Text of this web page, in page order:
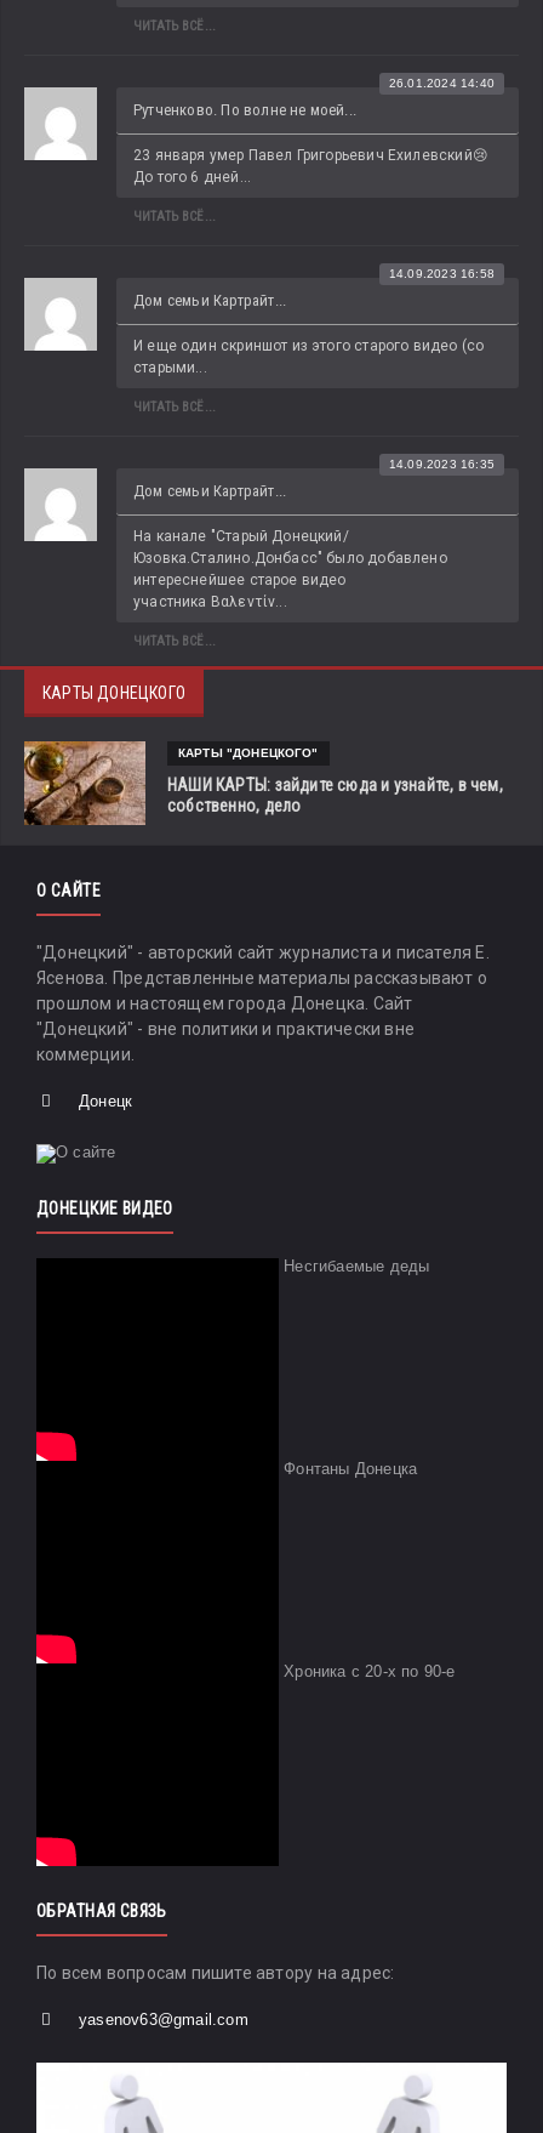
ЧИТАТЬ ВСЁ...
Рутченково. По волне не моей...
26.01.2024 14:40
23 января умер Павел Григорьевич Ехилевский😢
До того 6 дней...
ЧИТАТЬ ВСЁ...
Дом семьи Картрайт...
14.09.2023 16:58
И еще один скриншот из этого старого видео (со
старыми...
ЧИТАТЬ ВСЁ...
Дом семьи Картрайт...
14.09.2023 16:35
На канале "Старый Донецкий/
Юзовка.Сталино.Донбасс" было добавлено
интереснейшее старое видео
участника Βαλεντίν...
ЧИТАТЬ ВСЁ...
КАРТЫ ДОНЕЦКОГО
КАРТЫ "ДОНЕЦКОГО"
НАШИ КАРТЫ: зайдите сюда и узнайте, в чем,
собственно, дело
О САЙТЕ
"Донецкий" - авторский сайт журналиста и писателя Е.
Ясенова. Представленные материалы рассказывают о
прошлом и настоящем города Донецка. Сайт
"Донецкий" - вне политики и практически вне
коммерции.
Донецк
ДОНЕЦКИЕ ВИДЕО
Несгибаемые деды
Фонтаны Донецка
Хроника с 20-х по 90-е
ОБРАТНАЯ СВЯЗЬ
По всем вопросам пишите автору на адрес:
yasenov63@gmail.com